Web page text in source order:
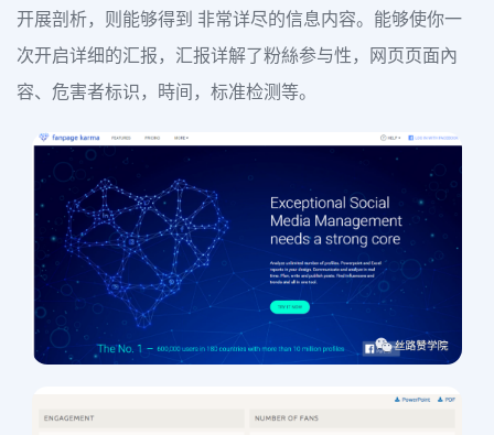
开展剖析，则能够得到 非常详尽的信息内容。能够使你一
次开启详细的汇报，汇报详解了粉絲参与性，网页页面內
容、危害者标识，時间，标准检测等。